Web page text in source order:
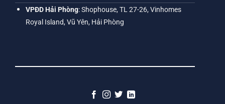
VPĐD Hải Phòng: Shophouse, TL 27-26, Vinhomes
Royal Island, Vũ Yên, Hải Phòng